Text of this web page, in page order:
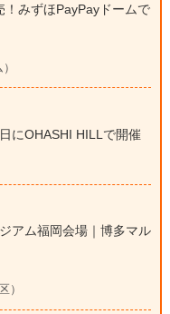
みずほPayPayドームで
にOHASHI HILLで開催
アム福岡会場｜博多マル
）